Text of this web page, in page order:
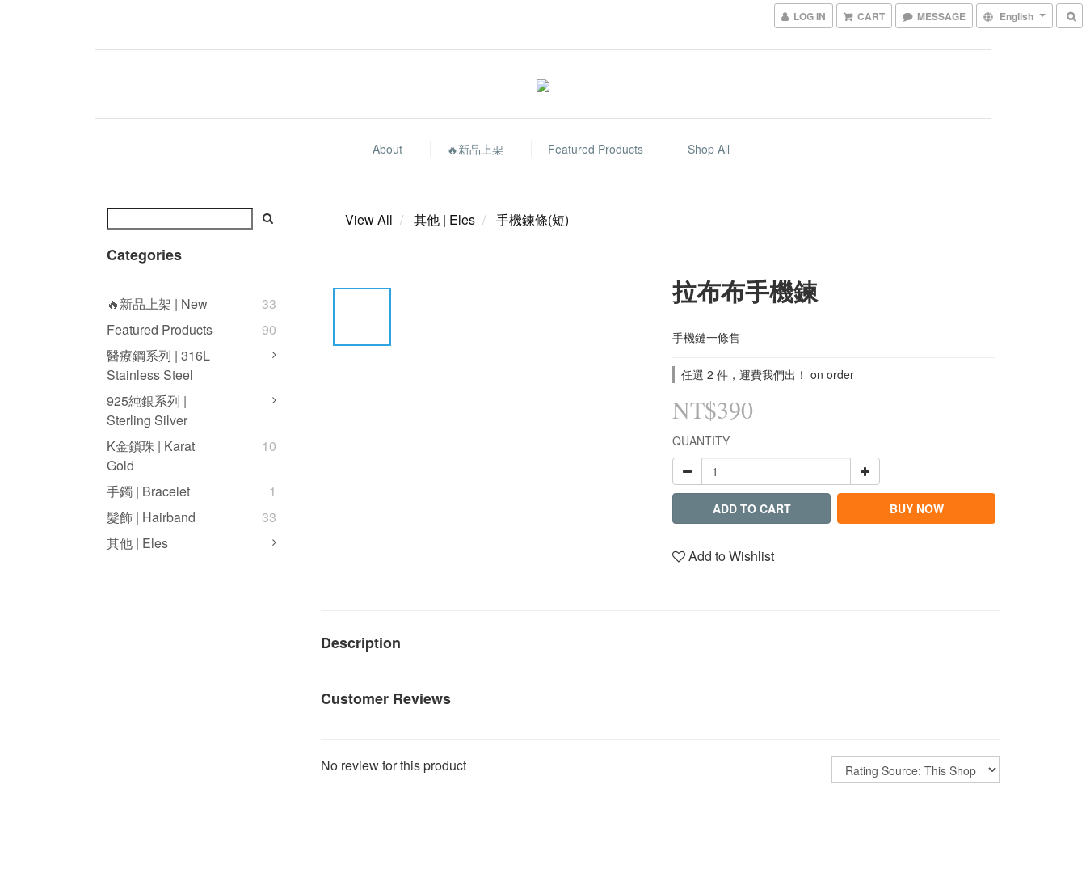
LOG IN CART MESSAGE English
About 🔥新品上架 Featured Products Shop All
Categories
🔥新品上架 | New
33
Featured Products
90
醫療鋼系列 | 316L
Stainless Steel
925純銀系列 |
Sterling Silver
K金鎖珠 | Karat
Gold
10
手鐲 | Bracelet
1
髮飾 | Hairband
33
其他 | Eles
View All 其他 | Eles 手機鍊條(短)
拉布布手機鍊
手機鏈一條售
任選 2 件，運費我們出！ on order
NT$390
QUANTITY
ADD TO CART BUY NOW
Add to Wishlist
Description
Customer Reviews
No review for this product